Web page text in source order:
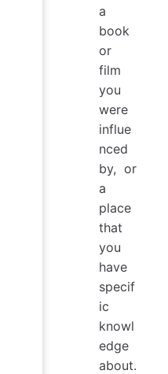
a
book
or
film
you
were
influe
nced
by, or
a
place
that
you
have
specif
ic
knowl
edge
about.